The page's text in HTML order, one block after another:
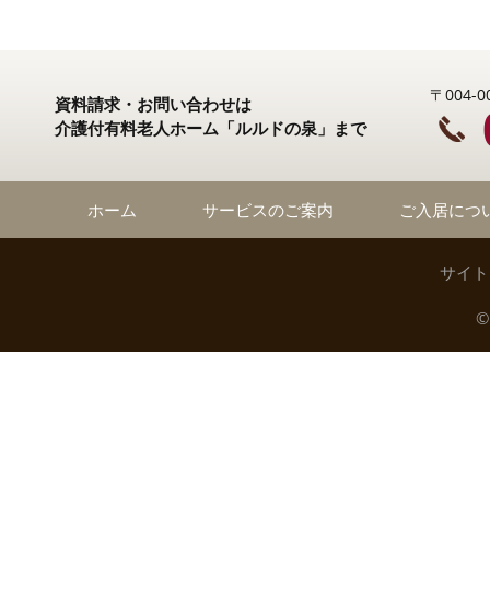
資料請求・お問い合わせは
介護付有料老人ホーム「ルルドの泉」まで
〒004-
ホーム サービスのご案内 ご入居につ
サイ
©